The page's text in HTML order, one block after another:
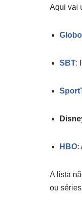
Aqui vai
Globo
SBT:
HBO:
A lista
ou